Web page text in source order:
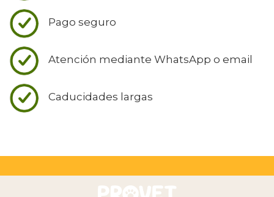
Pago seguro
Atención mediante WhatsApp o email
Caducidades largas